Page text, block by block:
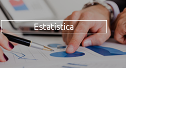
Estatística